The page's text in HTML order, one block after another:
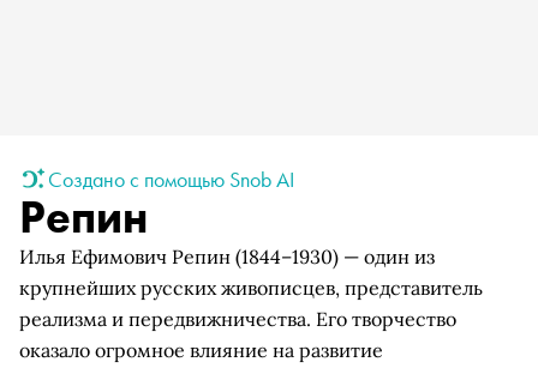
Создано с помощью Snob AI
Репин
Илья Ефимович Репин (1844–1930) — один из
крупнейших русских живописцев, представитель
реализма и передвижничества. Его творчество
оказало огромное влияние на развитие